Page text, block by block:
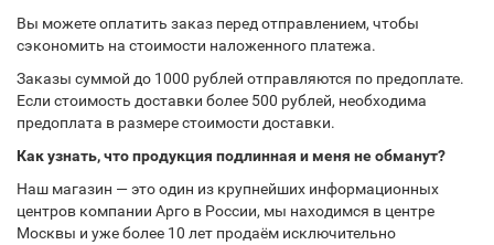
Вы можете оплатить заказ перед отправлением, чтобы
сэкономить на стоимости наложенного платежа.
Заказы суммой до 1000 рублей отправляются по предоплате.
Если стоимость доставки более 500 рублей, необходима
предоплата в размере стоимости доставки.
Как узнать, что продукция подлинная и меня не обманут?
Наш магазин — это один из крупнейших информационных
центров компании Арго в России, мы находимся в центре
Москвы и уже более 10 лет продаём исключительно